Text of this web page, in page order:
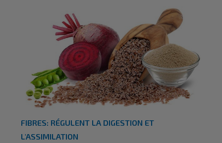
FIBRES: RÉGULENT LA DIGESTION ET
L'ASSIMILATION